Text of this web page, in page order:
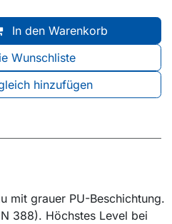
In den Warenkorb
hinzufügen
Wunschliste
mit grauer PU-Beschichtung.
388). Höchstes Level bei